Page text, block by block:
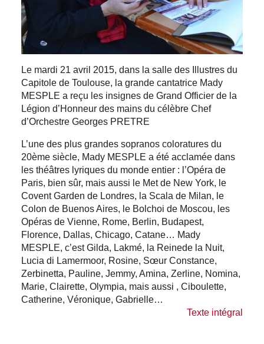
Le mardi 21 avril 2015, dans la salle des Illustres du
Capitole de Toulouse, la grande cantatrice Mady
MESPLE a reçu les insignes de Grand Officier de la
Légion d’Honneur des mains du célèbre Chef
d’Orchestre Georges PRETRE
L’une des plus grandes sopranos coloratures du
20ème siècle, Mady MESPLE a été acclamée dans
les théâtres lyriques du monde entier : l’Opéra de
Paris, bien sûr, mais aussi le Met de New York, le
Covent Garden de Londres, la Scala de Milan, le
Colon de Buenos Aires, le Bolchoi de Moscou, les
Opéras de Vienne, Rome, Berlin, Budapest,
Florence, Dallas, Chicago, Catane… Mady
MESPLE, c’est Gilda, Lakmé, la Reinede la Nuit,
Lucia di Lamermoor, Rosine, Sœur Constance,
Zerbinetta, Pauline, Jemmy, Amina, Zerline, Nomina,
Marie, Clairette, Olympia, mais aussi , Ciboulette,
Catherine, Véronique, Gabrielle…
Texte intégral